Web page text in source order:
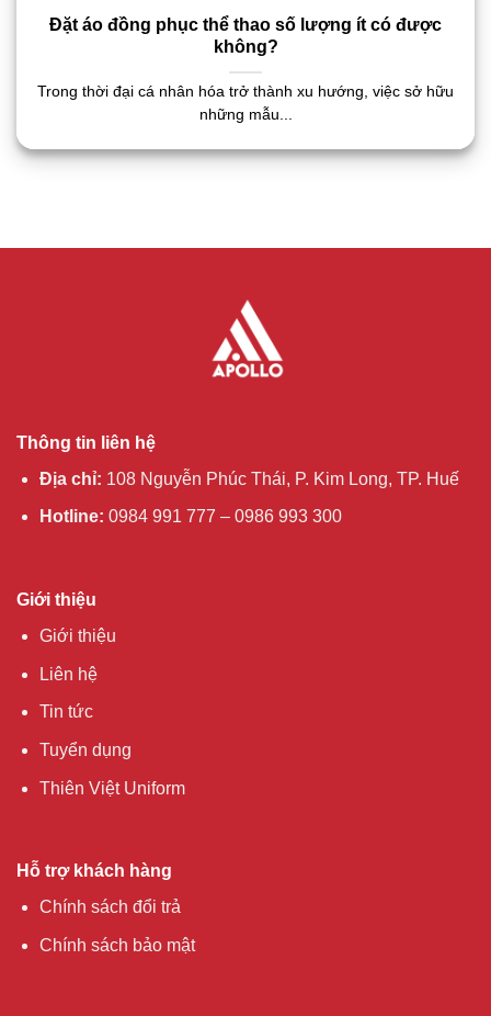
Đặt áo đồng phục thể thao số lượng ít có được
không?
Trong thời đại cá nhân hóa trở thành xu hướng, việc sở hữu
những mẫu...
Thông tin liên hệ
Địa chỉ: 108 Nguyễn Phúc Thái, P. Kim Long, TP. Huế
Hotline: 0984 991 777 – 0986 993 300
Giới thiệu
Giới thiệu
Liên hệ
Tin tức
Tuyển dụng
Thiên Việt Uniform
Hỗ trợ khách hàng
Chính sách đổi trả
Chính sách bảo mật